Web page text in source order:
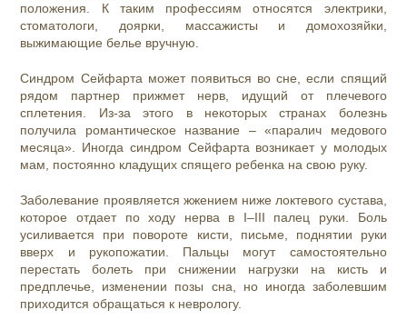
положения. К таким профессиям относятся электрики,
стоматологи, доярки, массажисты и домохозяйки,
выжимающие белье вручную.
Синдром Сейфарта может появиться во сне, если спящий
рядом партнер прижмет нерв, идущий от плечевого
сплетения. Из-за этого в некоторых странах болезнь
получила романтическое название – «паралич медового
месяца». Иногда синдром Сейфарта возникает у молодых
мам, постоянно кладущих спящего ребенка на свою руку.
Заболевание проявляется жжением ниже локтевого сустава,
которое отдает по ходу нерва в I–III палец руки. Боль
усиливается при повороте кисти, письме, поднятии руки
вверх и рукопожатии. Пальцы могут самостоятельно
перестать болеть при снижении нагрузки на кисть и
предплечье, изменении позы сна, но иногда заболевшим
приходится обращаться к неврологу.